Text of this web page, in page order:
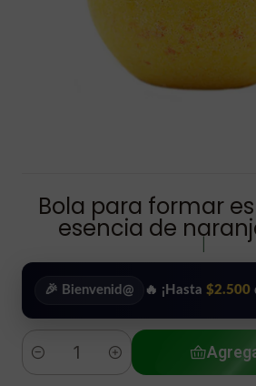
Bola para formar
esencia de
🎉 Bienvenid@ 🔥 ¡Hasta $2.500de
Cantidad